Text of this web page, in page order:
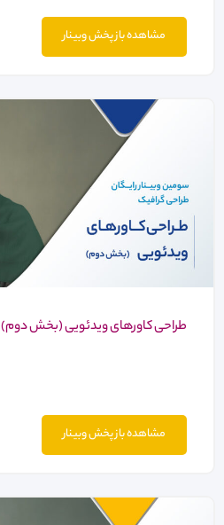
مشاهده باز پخش وبینار
طراحی کاورهای ویدئویی (بخش دوم)
مشاهده باز پخش وبینار